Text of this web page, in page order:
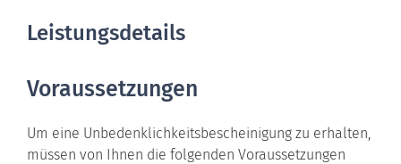
Leistungsdetails
Voraussetzungen
Um eine Unbedenklichkeitsbescheinigung zu erhalten,
müssen von Ihnen die folgenden Voraussetzungen